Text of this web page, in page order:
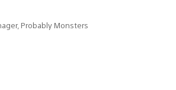
Probably Monsters